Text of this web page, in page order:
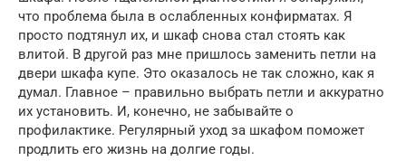
что проблема была в ослабленных конфирматах. Я
просто подтянул их, и шкаф снова стал стоять как
влитой. В другой раз мне пришлось заменить петли на
двери шкафа купе. Это оказалось не так сложно, как я
думал. Главное – правильно выбрать петли и аккуратно
их установить. И, конечно, не забывайте о
профилактике. Регулярный уход за шкафом поможет
продлить его жизнь на долгие годы.